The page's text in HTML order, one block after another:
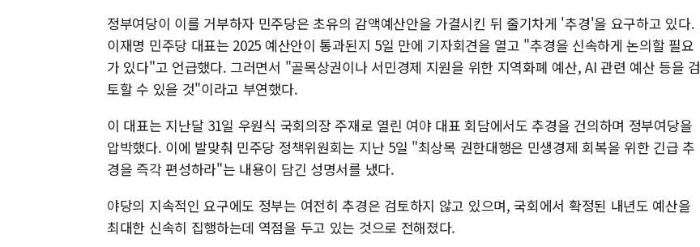
정부여당이 이를 거부하자 민주당은 초유의 감액예산안을 가결시킨 뒤 줄기차게 '추경'을 요구하고 있다.
이재명 민주당 대표는 2025 예산안이 통과된지 5일 만에 기자회견을 열고 "추경을 신속하게 논의할 필요
가 있다"고 언급했다. 그러면서 "골목상권이나 서민경제 지원을 위한 지역화폐 예산, AI 관련 예산 등을 검
토할 수 있을 것"이라고 부연했다.
이 대표는 지난달 31일 우원식 국회의장 주재로 열린 여야 대표 회담에서도 추경을 건의하며 정부여당을
압박했다. 이에 발맞춰 민주당 정책위원회는 지난 5일 "최상목 권한대행은 민생경제 회복을 위한 긴급 추
경을 즉각 편성하라"는 내용이 담긴 성명서를 냈다.
야당의 지속적인 요구에도 정부는 여전히 추경은 검토하지 않고 있으며, 국회에서 확정된 내년도 예산을
최대한 신속히 집행하는데 역점을 두고 있는 것으로 전해졌다.